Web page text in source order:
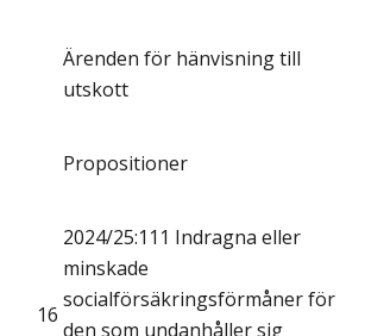
Ärenden för hänvisning till
utskott
Propositioner
16
2024/25:111 Indragna eller
minskade
socialförsäkringsförmåner för
den som undanhåller sig